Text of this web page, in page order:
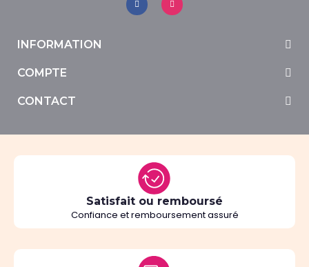
INFORMATION
COMPTE
CONTACT
Satisfait ou remboursé
Confiance et remboursement assuré